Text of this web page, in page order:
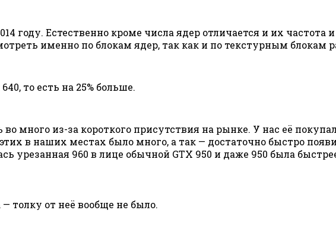
году. Естественно кроме числа ядер отличается и их
именно по блокам ядер, так как и по текстурным блокам
то есть на 25% больше.
много из-за короткого присутствия на рынке. У нас её
в наших местах было много, а так — достаточно быстро
урезанная 960 в лице обычной GTX 950 и даже 950 была
толку от неё вообще не было.